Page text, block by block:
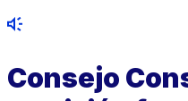
Consejo